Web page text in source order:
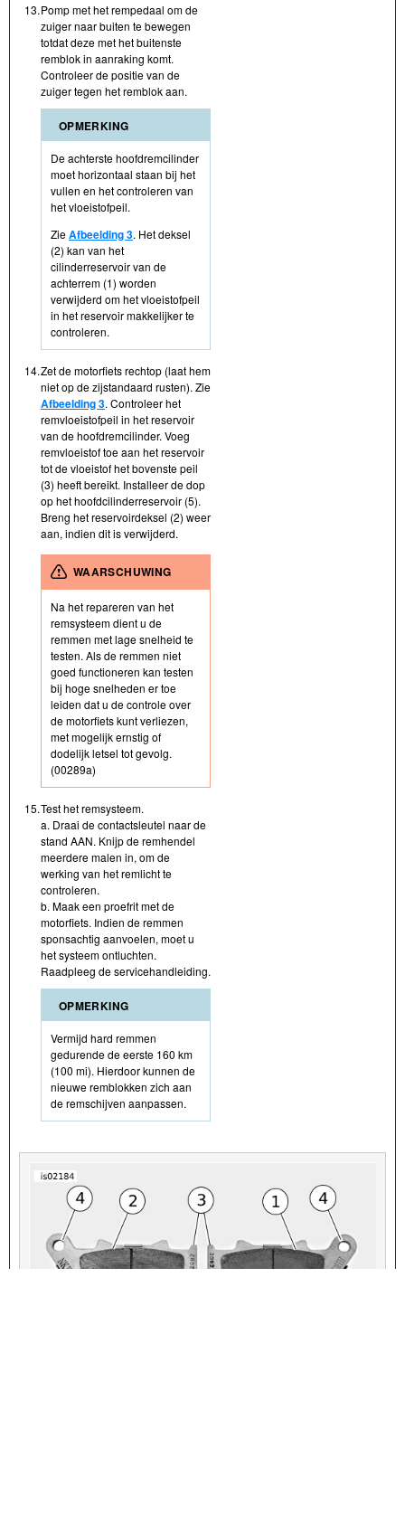
13.Pomp met het rempedaal om de
zuiger naar buiten te bewegen
totdat deze met het buitenste
remblok in aanraking komt.
Controleer de positie van de
zuiger tegen het remblok aan.
OPMERKING
De achterste hoofdremcilinder
moet horizontaal staan bij het
vullen en het controleren van
het vloeistofpeil.
ZieAfbeelding 3. Het deksel
(2) kan van het
cilinderreservoir van de
achterrem (1) worden
verwijderd om het vloeistofpeil
in het reservoir makkelijker te
controleren.
14.Zet de motorfiets rechtop (laat hem
niet op de zijstandaard rusten). Zie
Afbeelding 3. Controleer het
remvloeistofpeil in het reservoir
van de hoofdremcilinder. Voeg
remvloeistof toe aan het reservoir
tot de vloeistof het bovenste peil
(3) heeft bereikt. Installeer de dop
op het hoofdcilinderreservoir (5).
Breng het reservoirdeksel (2) weer
aan, indien dit is verwijderd.
WAARSCHUWING
Na het repareren van het
remsysteem dient u de
remmen met lage snelheid te
testen. Als de remmen niet
goed functioneren kan testen
bij hoge snelheden er toe
leiden dat u de controle over
de motorfiets kunt verliezen,
met mogelijk ernstig of
dodelijk letsel tot gevolg.
(00289a)
15.Test het remsysteem.
a. Draai de contactsleutel naar de
stand AAN. Knijp de remhendel
meerdere malen in, om de
werking van het remlicht te
controleren.
b. Maak een proefrit met de
motorfiets. Indien de remmen
sponsachtig aanvoelen, moet u
het systeem ontluchten.
Raadpleeg de servicehandleiding.
OPMERKING
Vermijd hard remmen
gedurende de eerste 160 km
(100 mi). Hierdoor kunnen de
nieuwe remblokken zich aan
de remschijven aanpassen.